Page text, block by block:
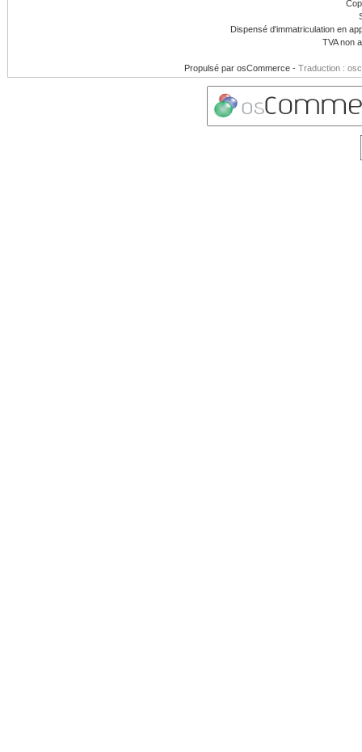
Dispensé d'immatriculation en
TVA non
Propulsé par osCommerce - Traduction :